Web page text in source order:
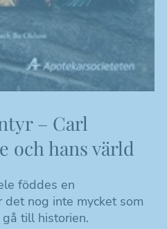
– Carl
och hans värld
föddes en
nog inte mycket som
till historien.